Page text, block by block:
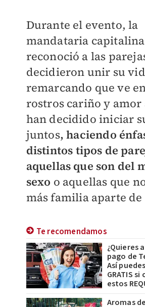
Durante el evento, la
mandataria capitalina
reconoció a las
decidieron unir su
remarcando que ve
rostros cariño y amor
han decidido iniciar
juntos, haciendo
distintos tipos de
aquellas que son del
sexo o aquellas que
más familia aparte de
Te recomendamos
¿Quieres
pago de
Así
GRATIS
estos
Aromas